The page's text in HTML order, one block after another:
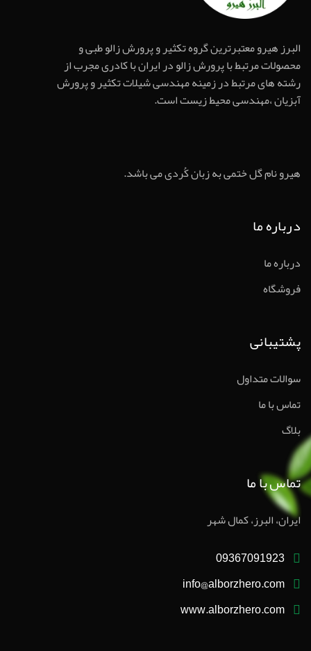
البرز هیرو معتبرترین گروه تکثیر و پرورش زالو طبی و
محصولات مرتبط با پرورش زالو در ایران با کادری مجرب از
رشته های مرتبط در زمینه مهندسی شیلات تکثیر و پرورش
آبزیان ،مهندسی محیط زیست است.
هیرو نام گل ختمی به زبان کُردی می باشد.
درباره ما
درباره ما
فروشگاه
پشتیبانی
سوالات متداول
تماس با ما
بلاگ
تماس با ما
ایران، البرز، کمال شهر
09367091923
info@alborzhero.com
www.alborzhero.com